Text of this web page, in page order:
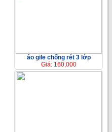
áo gile chống rét 3 lớp
Giá: 160,000